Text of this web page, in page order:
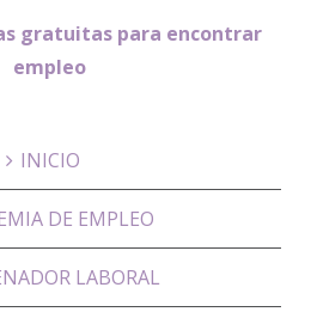
gratuitas para encontrar
empleo
INICIO
DE EMPLEO
LABORAL